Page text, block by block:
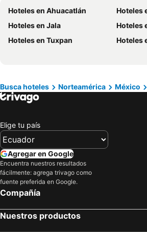
Hoteles en Panamá
Hoteles
Hoteles en Esmeraldas
Hoteles
Hoteles en Argentina
Hoteles
Hoteles en Italia
Hoteles
Hoteles en Noruega
Hoteles
Hoteles en Ahuacatlán
Hoteles
Hoteles en Jala
Hoteles
Hoteles en Tuxpan
Hoteles
Busca hoteles Norteamérica México
Elige tu país
Agregar en Google
Encuentra nuestros resultados
fácilmente: agrega trivago como
fuente preferida en Google.
Compañía
Nuestros productos